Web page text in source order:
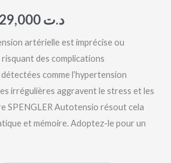
د.ت
artérielle est imprécise ou
risquant des complications
comme l’hypertension
irrégulières aggravent le stress et les
SPENGLER Autotensio résout cela
et mémoire. Adoptez-le pour un